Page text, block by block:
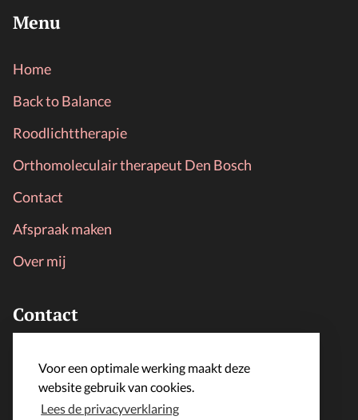
Voor een optimale werking maakt deze
website gebruik van cookies.
Lees de privacyverklaring
Menu
Home
Back to Balance
Roodlichttherapie
Orthomoleculair therapeut Den Bosch
Contact
Afspraak maken
Over mij
Contact
LijfLoket
info@lijfloket.nl